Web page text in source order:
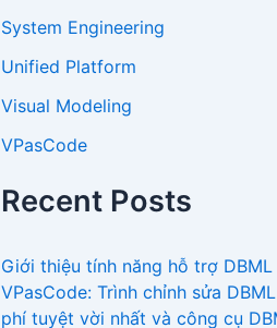
System Engineering
Unified Platform
Visual Modeling
VPasCode
Recent Posts
Giới thiệu tính năng hỗ trợ
VPasCode: Trình chỉnh sửa
phí tuyệt vời nhất và công cụ